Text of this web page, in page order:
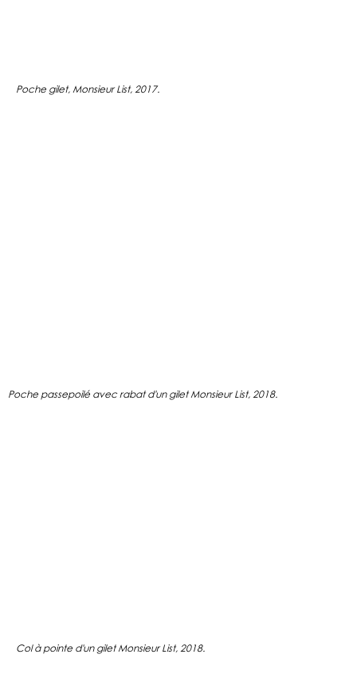
Poche gilet, Monsieur List, 2017.
Poche passepoilé avec rabat d'un gilet Monsieur List, 2018.
Col à pointe d'un gilet Monsieur List, 2018.